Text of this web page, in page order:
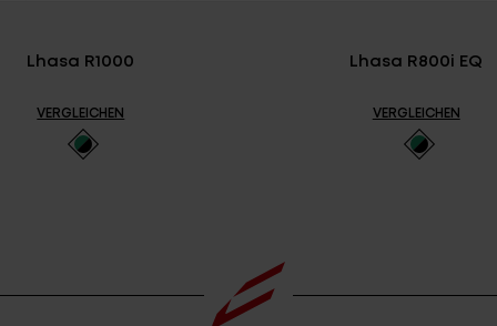
Lhasa R1000
VERGLEICHEN
Lhasa R800i EQ
VERGLEICHEN